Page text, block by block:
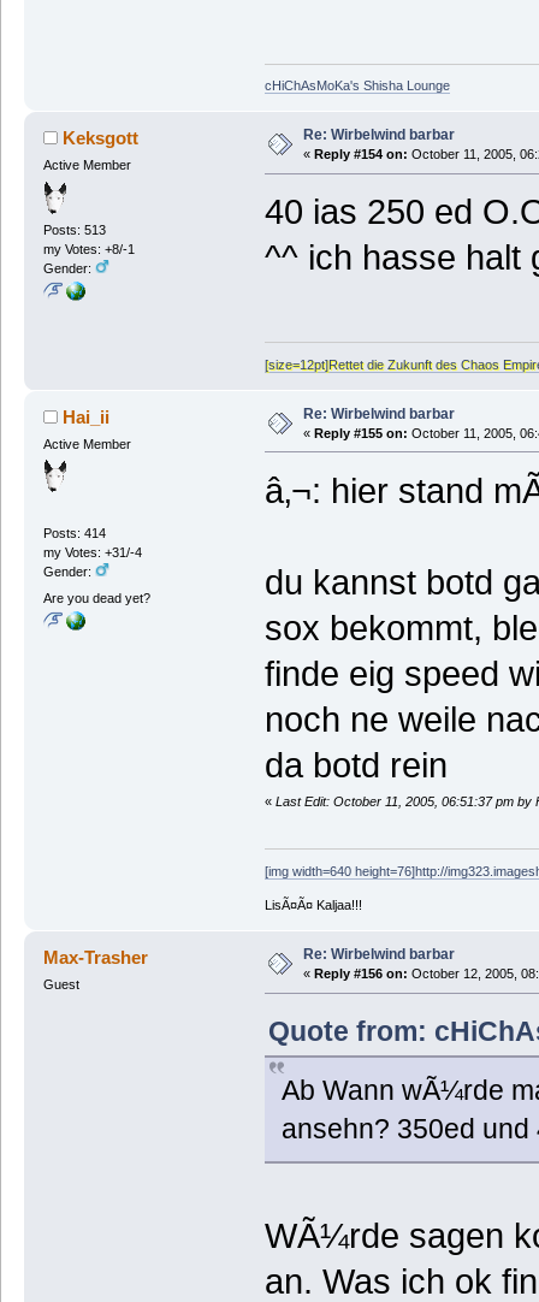
cHiChAsMoKa's Shisha Lounge
Keksgott
Active Member
Posts: 513
my Votes: +8/-1
Gender:
Re: Wirbelwind barbar
« Reply #154 on: October 11, 2005,
40 ias 250 ed
^^ ich hasse halt
[size=12pt]Rettet die Zukunft des Chaos
Hai_ii
Active Member
Posts: 414
my Votes: +31/-4
Gender:
Are you dead yet?
Re: Wirbelwind barbar
« Reply #155 on: October 11, 2005,
â‚¬: hier stand
du kannst botd
sox bekommt,
finde eig speed
noch ne weile
da botd rein
« Last Edit: October 11, 2005, 06:51:37 pm by
[img width=640 height=76]http://
LisÃ¤Ã¤ Kaljaa!!!
Max-Trasher
Guest
Re: Wirbelwind barbar
« Reply #156 on: October 12, 2005,
Quote from:
Ab Wann wÃ¼rde
ansehn? 350ed
WÃ¼rde sagen
an. Was ich ok